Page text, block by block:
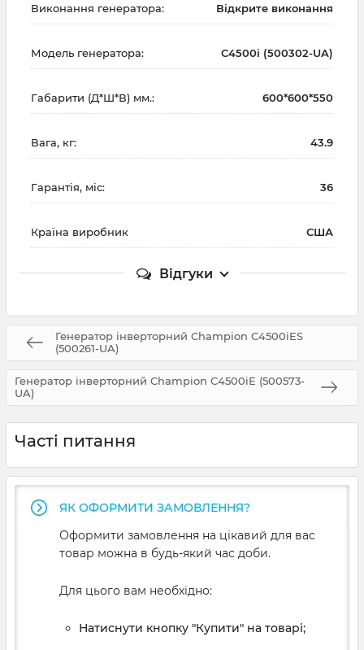
Виконання генератора: Відкрите виконання
Модель генератора: C4500i (500302-UA)
Габарити (Д*Ш*В) мм.: 600*600*550
Вага, кг: 43.9
Гарантія, міс: 36
Країна виробник США
Відгуки
Генератор інверторний Champion C4500iES
(500261-UA)
Генератор інверторний Champion C4500iE (500573-
UA)
Часті питання
ЯК ОФОРМИТИ ЗАМОВЛЕННЯ?
Оформити замовлення на цікавий для вас
товар можна в будь-який час доби.
Для цього вам необхідно:
Натиснути кнопку "Купити" на товарі;